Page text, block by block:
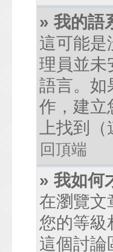
» 我的語
這可能是
理員並未
語言。如
作，建立
上找到
回頂端
» 我如何
在瀏覽文
您的等級
這個討論